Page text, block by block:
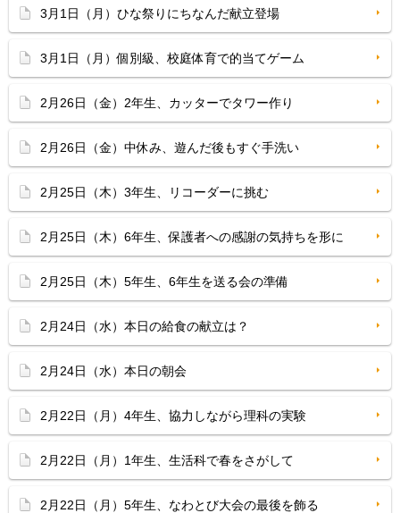
3月1日（月）ひな祭りにちなんだ献立登場
3月1日（月）個別級、校庭体育で的当てゲーム
2月26日（金）2年生、カッターでタワー作り
2月26日（金）中休み、遊んだ後もすぐ手洗い
2月25日（木）3年生、リコーダーに挑む
2月25日（木）6年生、保護者への感謝の気持ちを形に
2月25日（木）5年生、6年生を送る会の準備
2月24日（水）本日の給食の献立は？
2月24日（水）本日の朝会
2月22日（月）4年生、協力しながら理科の実験
2月22日（月）1年生、生活科で春をさがして
2月22日（月）5年生、なわとび大会の最後を飾る